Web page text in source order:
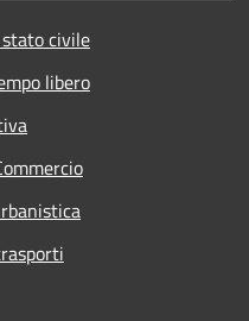
civile
libero